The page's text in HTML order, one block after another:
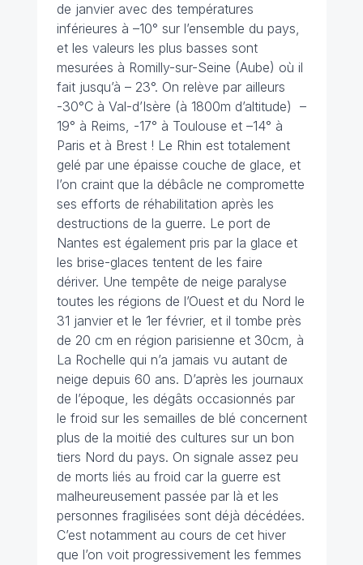
de janvier avec des températures
inférieures à –10° sur l’ensemble du pays,
et les valeurs les plus basses sont
mesurées à Romilly-sur-Seine (Aube) où il
fait jusqu’à – 23°. On relève par ailleurs
-30°C à Val-d’Isère (à 1800m d’altitude) –
19° à Reims, -17° à Toulouse et –14° à
Paris et à Brest ! Le Rhin est totalement
gelé par une épaisse couche de glace, et
l’on craint que la débâcle ne compromette
ses efforts de réhabilitation après les
destructions de la guerre. Le port de
Nantes est également pris par la glace et
les brise-glaces tentent de les faire
dériver. Une tempête de neige paralyse
toutes les régions de l’Ouest et du Nord le
31 janvier et le 1er février, et il tombe près
de 20 cm en région parisienne et 30cm, à
La Rochelle qui n’a jamais vu autant de
neige depuis 60 ans. D’après les journaux
de l’époque, les dégâts occasionnés par
le froid sur les semailles de blé concernent
plus de la moitié des cultures sur un bon
tiers Nord du pays. On signale assez peu
de morts liés au froid car la guerre est
malheureusement passée par là et les
personnes fragilisées sont déjà décédées.
C’est notamment au cours de cet hiver
que l’on voit progressivement les femmes